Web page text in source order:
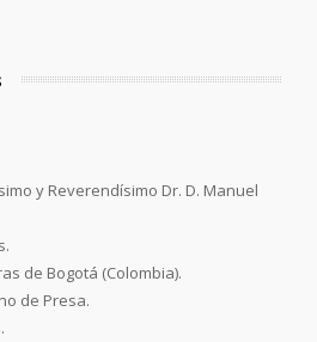
y Reverendísimo Dr. D. Manuel
de Bogotá (Colombia).
de Presa.